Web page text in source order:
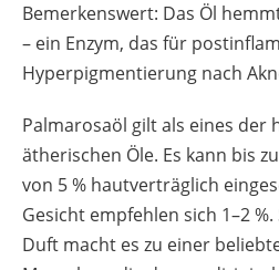
Bemerkenswert: Das Öl
– ein Enzym, das für
Hyperpigmentierung nach
Palmarosaöl gilt als eines der
ätherischen Öle. Es kann bis
von 5 % hautverträglich
Gesicht empfehlen sich 1–2
Duft macht es zu einer